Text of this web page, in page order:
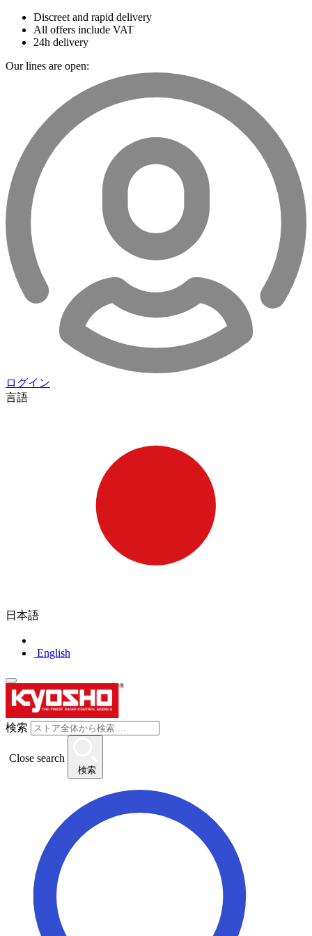
Discreet and rapid delivery
All offers include VAT
24h delivery
Our lines are open:
ログイン
言語
日本語
English
検索
Close search
検索